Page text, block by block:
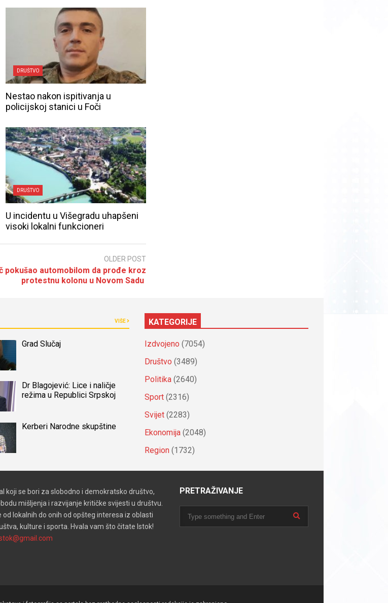
DRUŠTVO
Nestao nakon ispitivanja u
policijskoj stanici u Foči
DRUŠTVO
U incidentu u Višegradu uhapšeni
visoki lokalni funkcioneri
OLDER POST
pokušao automobilom da prođe kroz
protestnu kolonu u Novom Sadu
VIŠE
Grad Slučaj
Dr Blagojević: Lice i naličje
režima u Republici Srpskoj
Kerberi Narodne skupštine
KATEGORIJE
Izdvojeno (7054)
Društvo (3489)
Politika (2640)
Sport (2316)
Svijet (2283)
Ekonomija (2048)
Region (1732)
koji se bori za slobodno i demokratsko društvo,
mišljenja i razvijanje kritičke svijesti u društvu.
lokalnih do onih od opšteg interesa iz oblasti
kulture i sporta. Hvala vam što čitate Istok!
PRETRAŽIVANJE